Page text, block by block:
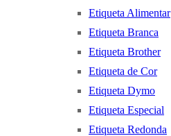
Etiqueta Alimentar
Etiqueta Branca
Etiqueta Brother
Etiqueta de Cor
Etiqueta Dymo
Etiqueta Especial
Etiqueta Redonda